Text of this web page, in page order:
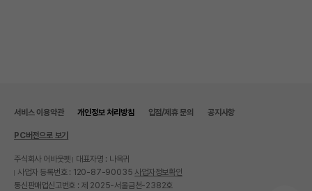
서비스 이용약관 개인정보 처리방침 입점/제휴 문의 공지사항
PC버전으로 보기
주식회사 어바웃펫
대표자명 : 나옥귀
사업자 등록번호 : 120-87-90035 사업자정보확인
통신판매업신고번호 : 제 2025-서울금천-2382호